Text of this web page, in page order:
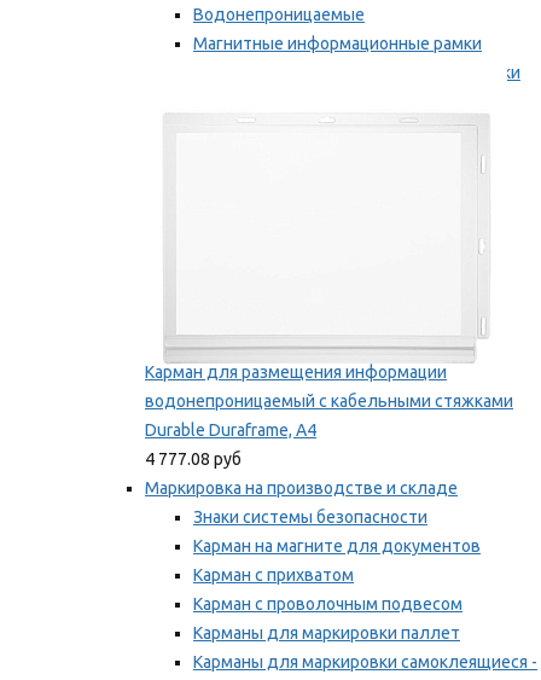
Водонепроницаемые
Магнитные информационные рамки
Самоклеящиеся информационные рамки
Карман для размещения информации
водонепроницаемый с кабельными стяжками
Durable Duraframe, А4
4 777.08 руб
Маркировка на производстве и складе
Знаки системы безопасности
Карман на магните для документов
Карман с прихватом
Карман с проволочным подвесом
Карманы для маркировки паллет
Карманы для маркировки самоклеящиеся -